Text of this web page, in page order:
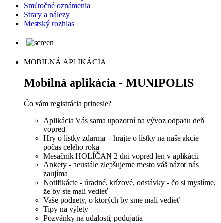
Smútočné oznámenia
Straty a nálezy
Mestský rozhlas
MOBILNÁ APLIKÁCIA
Mobilná aplikácia - MUNIPOLIS
Čo vám registrácia prinesie?
Aplikácia Vás sama upozorní na vývoz odpadu deň
vopred
Hry o lístky zdarma - hrajte o lístky na naše akcie
počas celého roka
Mesačník HOLÍČAN 2 dni vopred len v aplikácii
Ankety - neustále zlepšujeme mesto váš názor nás
zaujíma
Notifikácie - úradné, krízové, odstávky - čo si myslíme,
že by ste mali vedieť
Vaše podnety, o ktorých by sme mali vedieť
Tipy na výlety
Pozvánky na udalosti, podujatia